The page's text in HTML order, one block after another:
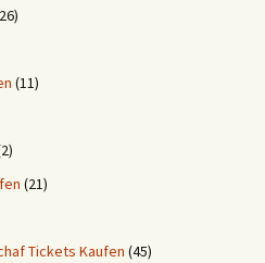
(11)
(21)
Tickets Kaufen (45)